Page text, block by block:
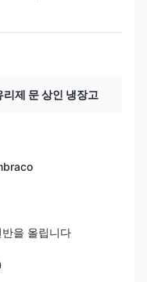
리제 문 상인 냉장고
을 올립니다